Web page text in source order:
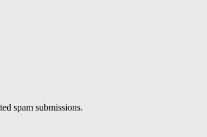
spam submissions.